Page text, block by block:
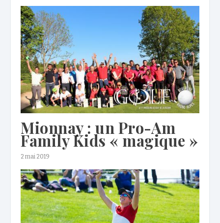
Mionnay : un Pro-Am
Family Kids « magique »
2 mai 2019